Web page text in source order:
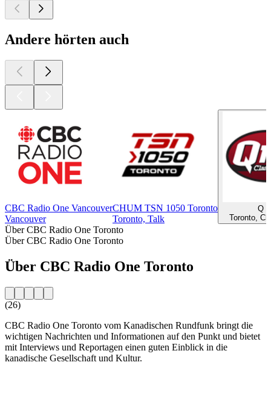
Andere hörten auch
CBC Radio One Vancouver
Vancouver
CHUM TSN 1050 Toronto
Toronto, Talk
Q
Toronto,
Über CBC Radio One Toronto
Über CBC Radio One Toronto
Über CBC Radio One Toronto
(26)
CBC Radio One Toronto vom Kanadischen Rundfunk bringt die
wichtigen Nachrichten und Informationen auf den Punkt und bietet
mit Interviews und Reportagen einen guten Einblick in die
kanadische Gesellschaft und Kultur.